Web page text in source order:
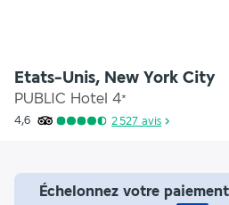
Etats-Unis, New York City
PUBLIC Hotel 4*
4,6 2 527 avis
Échelonnez votre